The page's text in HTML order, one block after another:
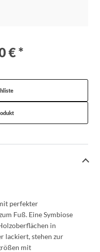
€ *
perfekter
Fuß. Eine Symbiose
in
lackiert, stehen zur
mit